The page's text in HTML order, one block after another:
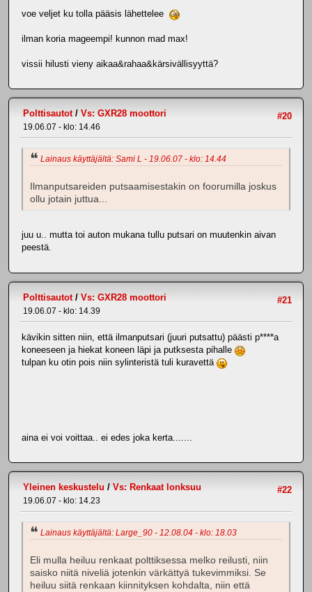
voe veljet ku tolla pääsis lähettelee
ilman koria mageempi! kunnon mad max!
vissii hilusti vieny aikaa&rahaa&kärsivällisyyttä?
#20
Polttisautot/ Vs: GXR28 moottori
19.06.07 - klo: 14.46
Lainaus käyttäjältä: Sami L - 19.06.07 - klo: 14.44
Ilmanputsareiden putsaamisestakin on foorumilla joskus
ollu jotain juttua...
juu u.. mutta toi auton mukana tullu putsari on muutenkin aivan
peestä.
#21
Polttisautot/ Vs: GXR28 moottori
19.06.07 - klo: 14.39
kävikin sitten niin, että ilmanputsari (juuri putsattu) päästi p****a
koneeseen ja hiekat koneen läpi ja putksesta pihalle
tulpan ku otin pois niin sylinteristä tuli kuravettä
aina ei voi voittaa.. ei edes joka kerta.......
#22
Yleinen keskustelu / Vs: Renkaat lonksuu
19.06.07 - klo: 14.23
Lainaus käyttäjältä: Large_90 - 12.08.04 - klo: 18.03
Eli mulla heiluu renkaat polttiksessa melko reilusti, niin
saisko niitä niveliä jotenkin värkättyä tukevimmiksi. Se
heiluu siitä renkaan kiinnityksen kohdalta, niin että